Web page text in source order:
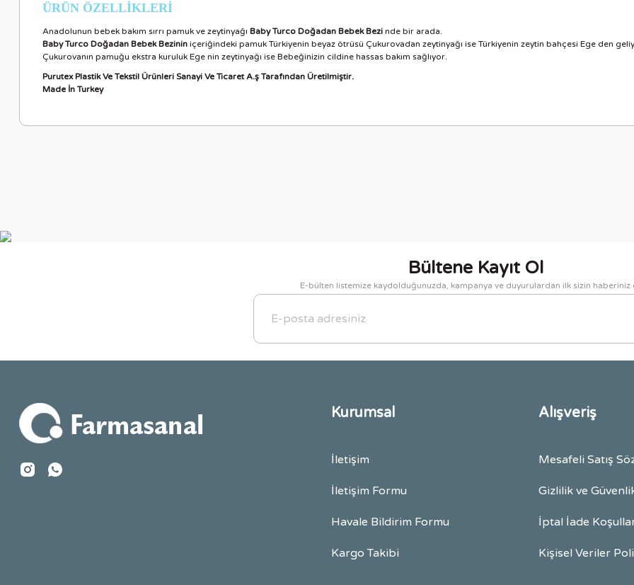
ÜRÜN ÖZELLİKLERİ
Anadolunun bebek bakım sırrı pamuk ve zeytinyağı Baby Turco Doğadan Bebek Bezi nde bir arada.
Baby Turco Doğadan Bebek Bezinin içeriğindeki pamuk Türkiyenin beyaz ötrüsü Çukurovadan zeytinyağı ise Türkiyenin zeytin bahçesi Ege den
Çukurovanın pamuğu ekstra kuruluk Ege nin zeytinyağı ise Bebeğinizin cildine hassas bakım sağlıyor.
Purutex Plastik Ve Tekstil Ürünleri Sanayi Ve Ticaret A.ş Tarafından Üretilmiştir.
Made İn Turkey
Bültene Kayıt Ol
E-bülten listemize kaydolduğunuzda, kampanya ve duyurulardan ilk sizin haberiniz
Kurumsal
İletişim
İletişim Formu
Havale Bildirim Formu
Kargo Takibi
Alışveriş
Mesafeli Satış
Gizlilik ve
İptal İade
Kişisel Veriler